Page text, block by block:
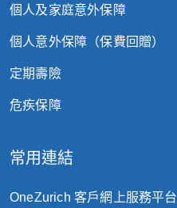
個人及家庭意外保障
個人意外保障（保費回贈）
定期壽險
危疾保障
常用連結
OneZurich 客戶網上服務平台